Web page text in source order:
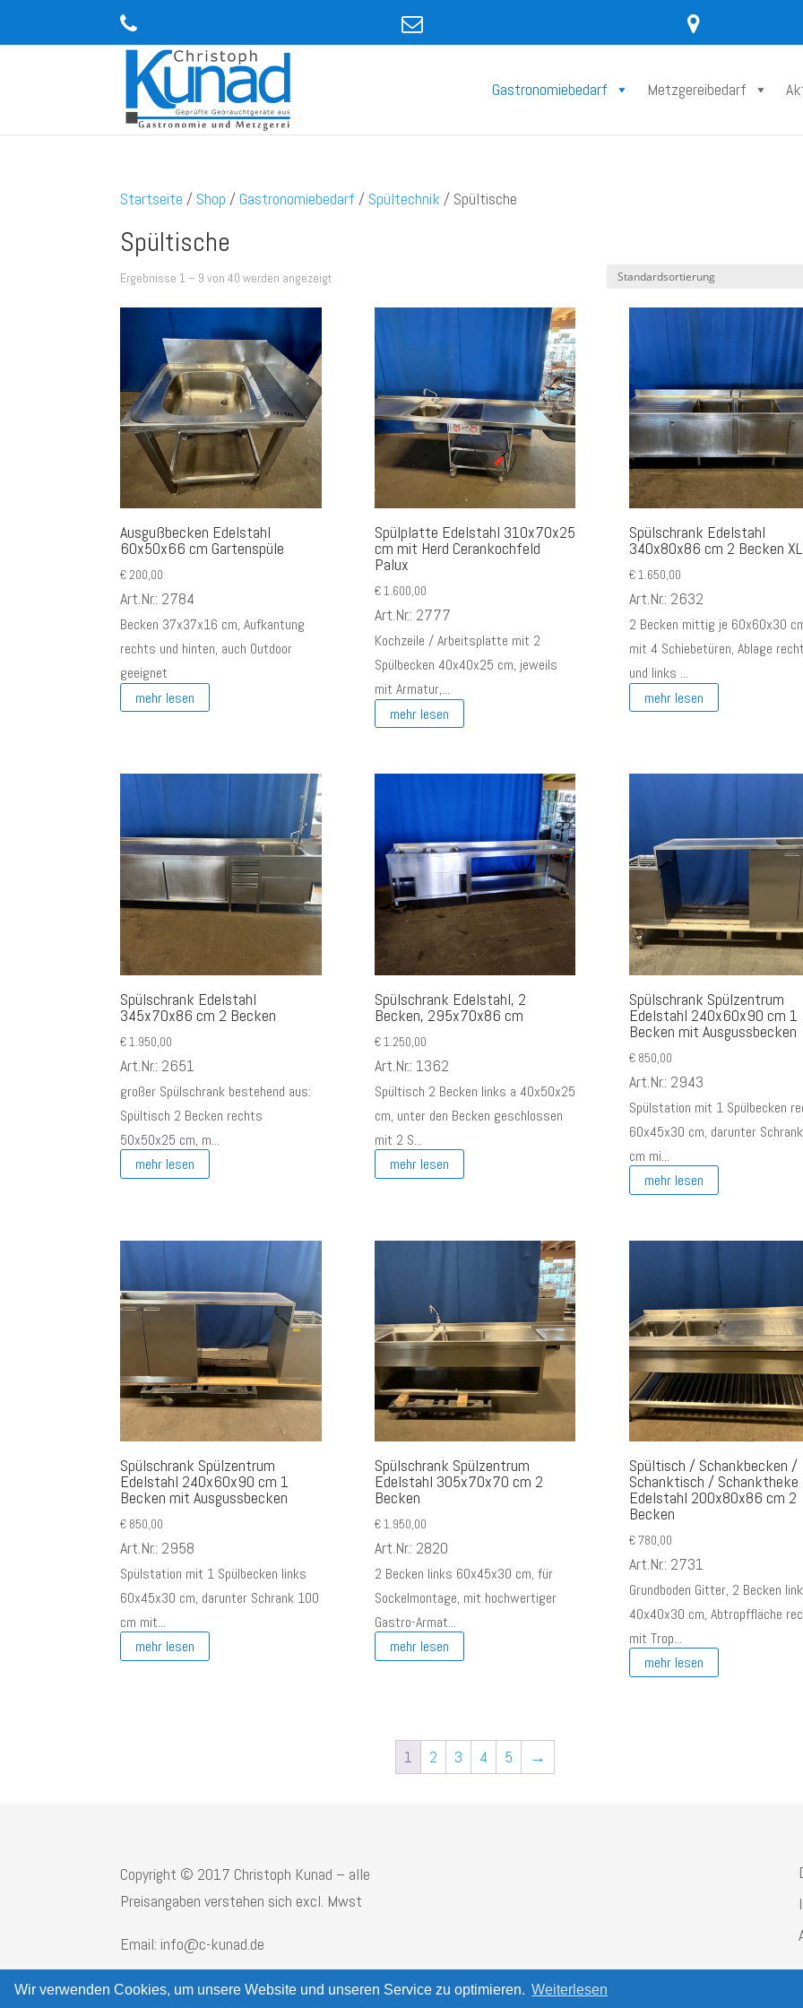
Wir verwenden Cookies, um unsere Website und unseren Service zu optimieren. Weiterlesen
Gastronomiebedarf Metzgereibedarf
Startseite / Shop /Gastronomiebedarf / Spültechnik / Spültische
Spültische
Ergebnisse 1 – 9 von 40 werden angezeigt
Ausgußbecken Edelstahl
60x50x66 cm Gartenspüle
€200,00
Art.Nr.: 2784
Becken 37x37x16 cm, Aufkantung
rechts und hinten, auch Outdoor
geeignet
mehr lesen
Spülplatte Edelstahl 310x70x25
cm mit Herd Cerankochfeld
Palux
€1.600,00
Art.Nr.: 2777
Kochzeile / Arbeitsplatte mit 2
Spülbecken 40x40x25 cm, jeweils
mit Armatur,...
mehr lesen
Spülschrank Edelstahl
340x80x86 cm 2 Becken XL
€1.650,00
Art.Nr.: 2632
2 Becken mittig je 60x60x30
mit 4 Schiebetüren, Ablage
und links ...
mehr lesen
Spülschrank Edelstahl
345x70x86 cm 2 Becken
€1.950,00
Art.Nr.: 2651
großer Spülschrank bestehend aus:
Spültisch 2 Becken rechts
50x50x25 cm, m...
mehr lesen
Spülschrank Edelstahl, 2
Becken, 295x70x86 cm
€1.250,00
Art.Nr.: 1362
Spültisch 2 Becken links a 40x50x25
cm, unter den Becken geschlossen
mit 2 S...
mehr lesen
Spülschrank Spülzentrum
Edelstahl 240x60x90 cm 1
Becken mit Ausgussbecken
€850,00
Art.Nr.: 2943
Spülstation mit 1 Spülbecken
60x45x30 cm, darunter
cm mi...
mehr lesen
Spülschrank Spülzentrum
Edelstahl 240x60x90 cm 1
Becken mit Ausgussbecken
€ 850,00
Art.Nr.: 2958
Spülstation mit 1 Spülbecken links
60x45x30 cm, darunter Schrank 100
cm mit...
mehr lesen
Spülschrank Spülzentrum
Edelstahl 305x70x70 cm 2
Becken
€1.950,00
Art.Nr.: 2820
2 Becken links 60x45x30 cm, für
Sockelmontage, mit hochwertiger
Gastro-Armat...
mehr lesen
Spültisch / Schankbecken /
Schanktisch / Schanktheke
Edelstahl 200x80x86 cm 2
Becken
€780,00
Art.Nr.: 2731
Grundboden Gitter, 2 Becken
40x40x30 cm, Abtropffläche
mit Trop...
mehr lesen
1 2 3 4 5 →
Copyright © 2017 Christoph Kunad – alle
Preisangaben verstehen sich excl. Mwst
Email: info@c-kunad.de